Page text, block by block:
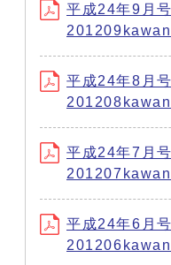
平成24年9月
平成24年8月
平成24年7月
平成24年6月